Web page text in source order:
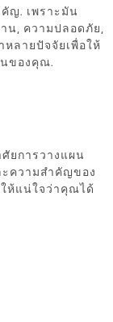
คัญ. เพราะมัน
น, ความปลอดภัย,
ลายปัจจัยเพื่อให้
ของคุณ.
ยการวางแผน
ะความสำคัญของ
ห้แน่ใจว่าคุณได้